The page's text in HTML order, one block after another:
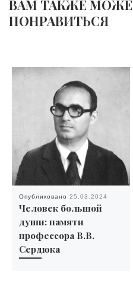
ВАМ ТАКЖЕ
ПОНРАВИТЬСЯ
Опубликовано 25.03.2024
Человек большой
души: памяти
профессора В.В.
Сердюка